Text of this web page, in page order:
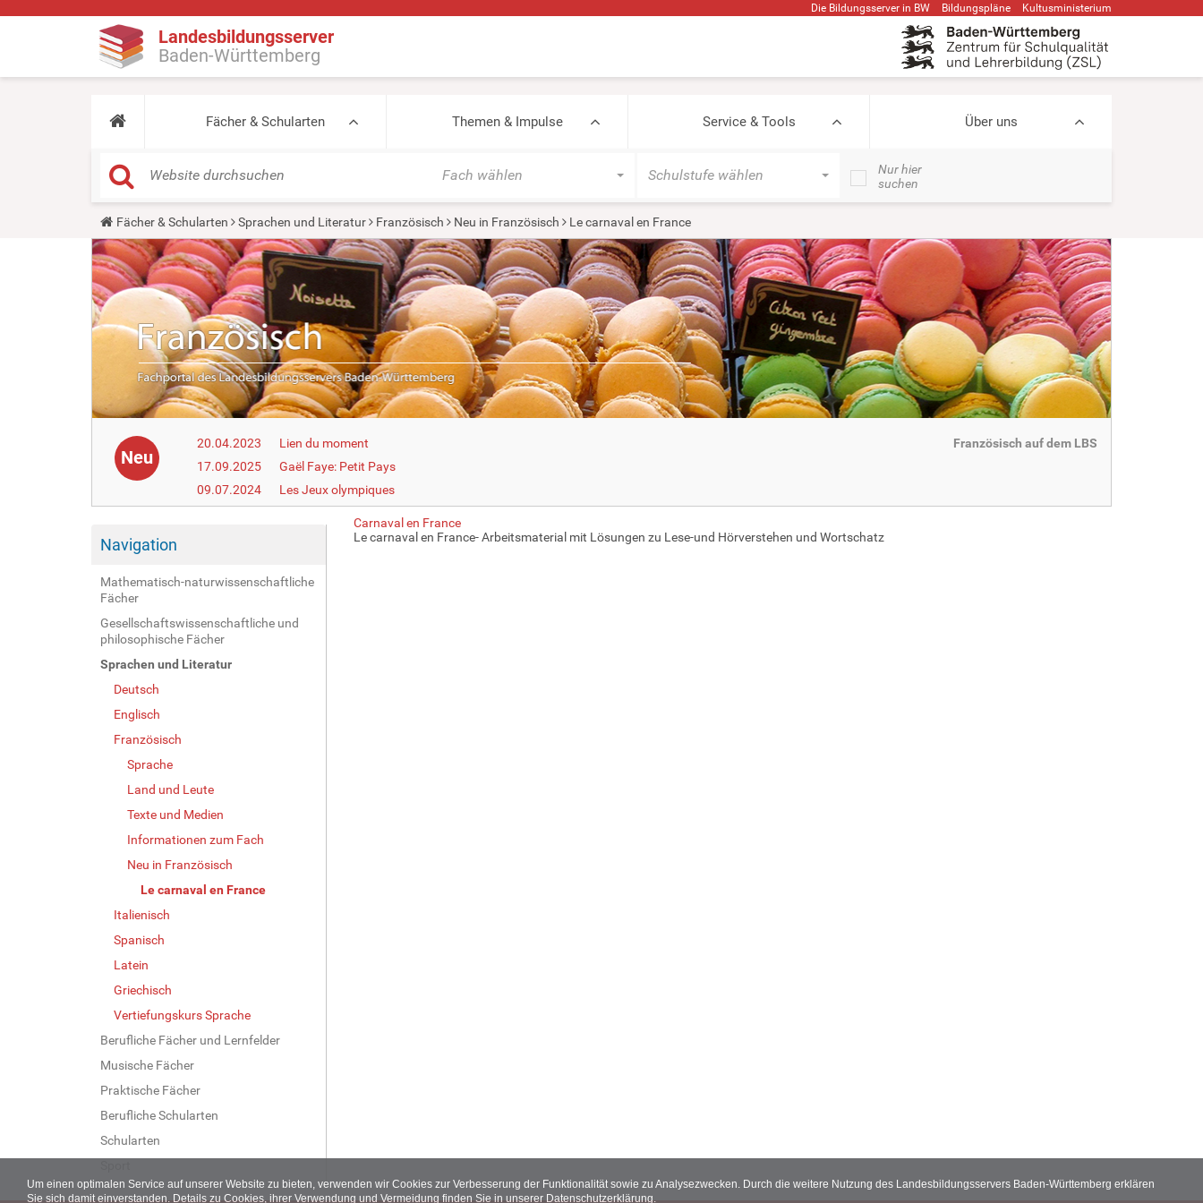
Um einen optimalen Service auf unserer Website zu bieten, verwenden wir Cookies zur Verbesserung der Funktionalität sowie zu Analysezwecken. Durch die weitere Nutzung des Landesbildungsservers Baden-Württemberg erklären
Sie sich damit einverstanden. Details zu Cookies, ihrer Verwendung und Vermeidung finden Sie in unserer Datenschutzerklärung.
Die Bildungsserver in BW Bildungspläne Kultusministerium
Landesbildungsserver
Baden-Württemberg
Fächer & Schularten Themen & Impulse Service & Tools Über uns
Fach wählen Schulstufe wählen
Nur hier
suchen
Y
o
u
a
r
e
h
e
r
Fächer & Schularten Sprachen und Literatur Französisch Neu in Französisch Le carnaval en France
Neu
20.04.2023
Lien du moment
17.09.2025
Gaël Faye: Petit Pays
09.07.2024
Les Jeux olympiques
Französisch auf dem LBS
Navigation
Mathematisch-naturwissenschaftliche
Fächer
Gesellschaftswissenschaftliche und
philosophische Fächer
Sprachen und Literatur
Deutsch
Englisch
Französisch
Sprache
Land und Leute
Texte und Medien
Informationen zum Fach
Neu in Französisch
Le carnaval en France
Italienisch
Spanisch
Latein
Griechisch
Vertiefungskurs Sprache
Berufliche Fächer und Lernfelder
Musische Fächer
Praktische Fächer
Berufliche Schularten
Schularten
Carnaval en France
Le carnaval en France- Arbeitsmaterial mit Lösungen zu Lese-und Hörverstehen und Wortschatz